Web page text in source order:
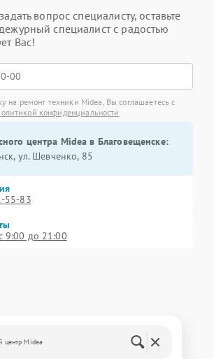
вопрос специалисту, оставьте
специалист с радостью
Вас!
на ремонт техники Midea, Вы соглашаетесь с
конфиденциальности
центра Midea в Благовещенске:
ул. Шевченко, 85
55-83
9:00 до 21:00
центр Midea